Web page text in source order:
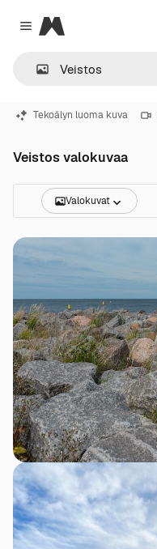
Close menu
Magnific
Tekoälyn luoma kuva
Veistos valokuvaa
Valokuvat